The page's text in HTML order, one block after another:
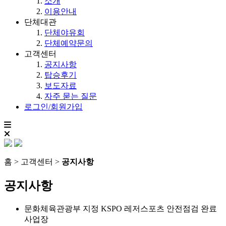
이용안내
단체대관
단체야유회
단체예약문의
고객센터
공지사항
탑승후기
보도자료
자주 묻는 질문
로그인/회원가입
홈 > 고객센터 > 공지사항
공지사항
문화체육관광부 지정 KSPO 레저스포츠 안전점검 완료
사업장